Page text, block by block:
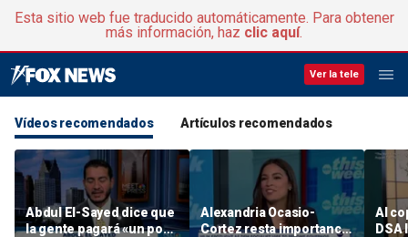
Esta sitio web fue traducido automáticamente. Para obtener
más información, haz clic aquí.
Ver la tele
Vídeos recomendados Artículos recomendados
Abdul El-Sayed dice que
la gente pagará «un poco
Alexandria Ocasio-
Cortez resta importancia
Al
DSA